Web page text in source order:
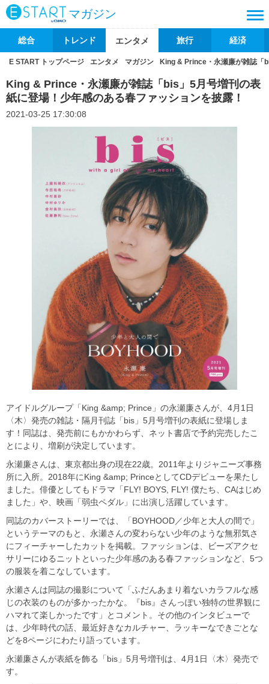
マガジン
総合 トレンド エンタメ 旅行 経済
E START トップページ エンタメ マガジン King & Prince・永瀬廉が雑誌「
King & Prince・永瀬廉が雑誌「bis」5月号増刊の表
紙に登場！少年感のある春ファッションを披露！
2021-03-25 17:30:08
アイドルグループ「King &amp; Prince」の永瀬廉さんが、4月1日
〈木〉発売の雑誌・隔月刊誌「bis」5月号増刊の表紙に登場しま
す！同誌は、発売前にもかかわらず、ネット書店で予約完売したこ
とにより、増刷が決定しています。
永瀬廉さんは、東京都出身の現在22歳。2011年よりジャニーズ事務
所に入所。2018年にKing &amp; PrinceとしてCDデビューを果たし
ました。俳優としてもドラマ「FLY! BOYS, FLY! 僕たち、CAはじめ
ました」や、映画「弱虫ペダル」に出演し活躍しています。
同誌のカバーストーリーでは、「BOYHOOD／少年と大人の間で」
というテーマのもと、永瀬さんの変わらない少年のような無邪気さ
にフィーチャーしたカットを掲載。ファッションは、ビーズアクセ
サリーにゆるニットといった少年感のある春ファッションなど、5つ
の服装を着こなしています。
永瀬さんは同誌の撮影について「ふだんあまり着ないカラフルな感
じの衣装のものが多かったかな。『bis』さんっぽい独特の世界観に
ハマれて楽しかったです」とコメント。その他のインタビューで
は、少年時代の話、最近好きなカルチャー、ラッキーなできごとな
どを8ページにわたり語っています。
永瀬廉さんが表紙を飾る「bis」5月号増刊は、4月1日〈木〉発売で
す。